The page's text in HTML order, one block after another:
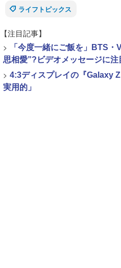
ライフトピックス
【注目記事】
>
「今度一緒にご飯を」BTS
思相愛”?ビデオメッセージに注
> 4:3ディスプレイの『Galaxy
実用的」